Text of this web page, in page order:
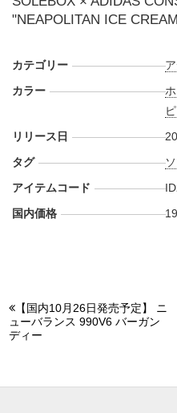
"NEAPOLITAN ICE
カテゴリー
カラー
リリース日
タグ
アイテムコード
国内価格
【国内10月26日発売予定】 ニ
ューバランス 990V6 バーガン
ディー